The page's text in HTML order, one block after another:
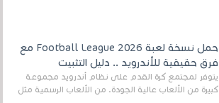
حمل نسخة لعبة Football League 2026 مع
فرق حقيقية للأندرويد .. دليل التثبيت
يتوفر لمجتمع كرة القدم على نظام أندرويد مجموعة
كبيرة من الألعاب عالية الجودة. من الألعاب الرسمية مثل